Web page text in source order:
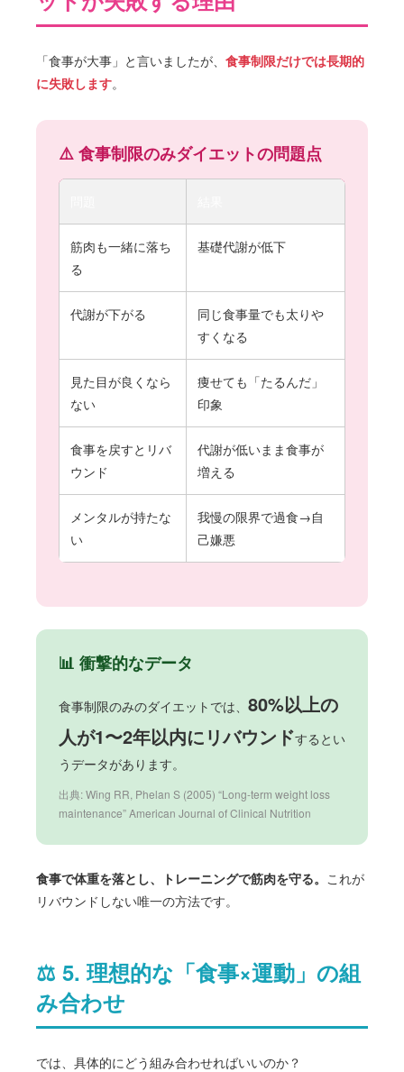
「食事が大事」と言いましたが、 食事制限だけでは長期的
に失敗します。
⚠️ 食事制限のみダイエットの問題点
筋肉も一緒に落ち
る
基礎代謝が低下
代謝が下がる
同じ食事量でも太りや
すくなる
見た目が良くなら
ない
痩せても「たるんだ」
印象
食事を戻すとリバ
ウンド
代謝が低いまま食事が
増える
メンタルが持たな
い
我慢の限界で過食→自
己嫌悪
📊 衝撃的なデータ
食事制限のみのダイエットでは、 80%以上の
人が1〜2年以内にリバウンドするとい
うデータがあります。
出典: Wing RR, Phelan S (2005) “Long-term weight loss
maintenance” American Journal of Clinical Nutrition
食事で体重を落とし、トレーニングで筋肉を守る。 これが
リバウンドしない唯一の方法です。
⚖️ 5. 理想的な「食事×運動」の組
み合わせ
では、具体的にどう組み合わせればいいのか？